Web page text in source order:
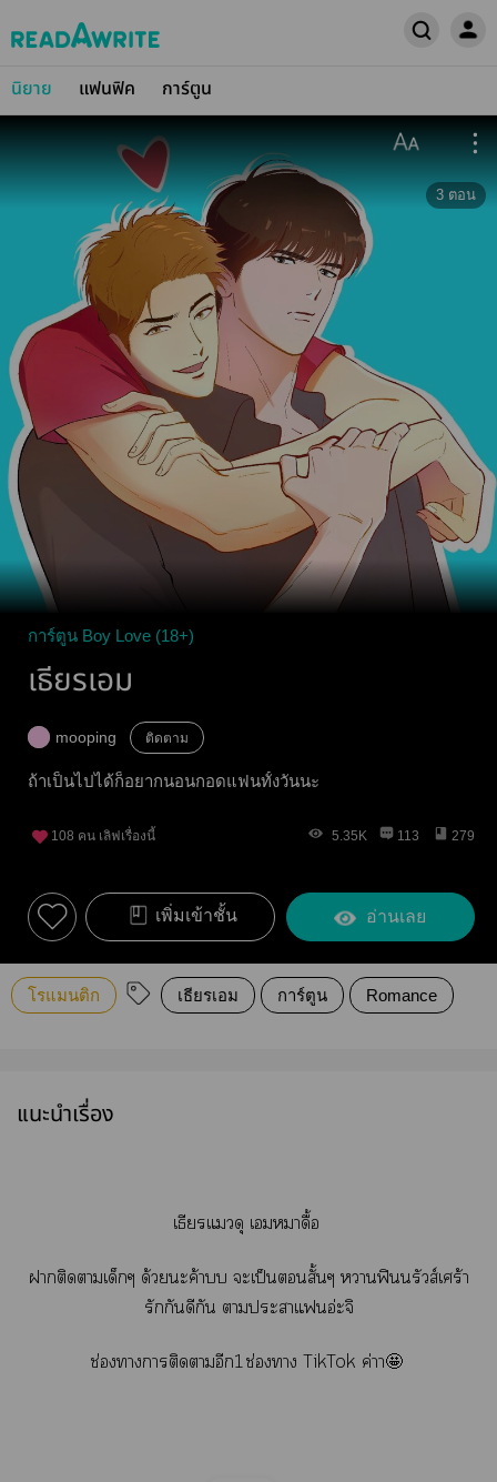
นิยาย แฟนฟิค การ์ตูน
3 ตอน
การ์ตูน Boy Love (18+)
เธียรเอม
mooping ติดตาม
ถ้าเป็นไปได้ก็อยากนอนกอดแฟนทั้งวันนะ
108 คน เลิฟเรื่องนี้ 5.35K 113 279
เพิ่มเข้าชั้น อ่านเลย
โรแมนติก เธียรเอม การ์ตูน Romance
แนะนำเรื่อง
เธียรแดุ เหมาดื้อ
าติดาเด็กๆ ด้วยะค้าบบ ะเป็นสั้นๆ าฟินนรัวส์เศร้า
รักกันดีกัน าะาแอ่ะจิ
ช่องาาติดาอีก1ช่องา TikTok ค่าา🤩